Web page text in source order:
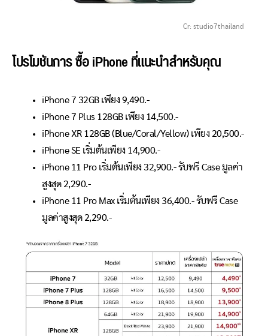
Cr: studio7thailand
โปรโมชันการ ซื้อ iPhone ที่แนะนำสำหรับคุณ
iPhone 7 32GB เพียง 9,490.-
iPhone 7 Plus 128GB เพียง 14,500.-
iPhone XR 128GB (Blue/Coral/Yellow) เพียง 20,500.-
iPhone SE เริ่มต้นเพียง 14,900.-
iPhone 11 Pro เริ่มต้นเพียง 32,900.- รับฟรี Case มูลค่า
สูงสุด 2,290.-
iPhone 11 Pro Max เริ่มต้นเพียง 36,400.- รับฟรี Case
มูลค่าสูงสุด 2,290.-